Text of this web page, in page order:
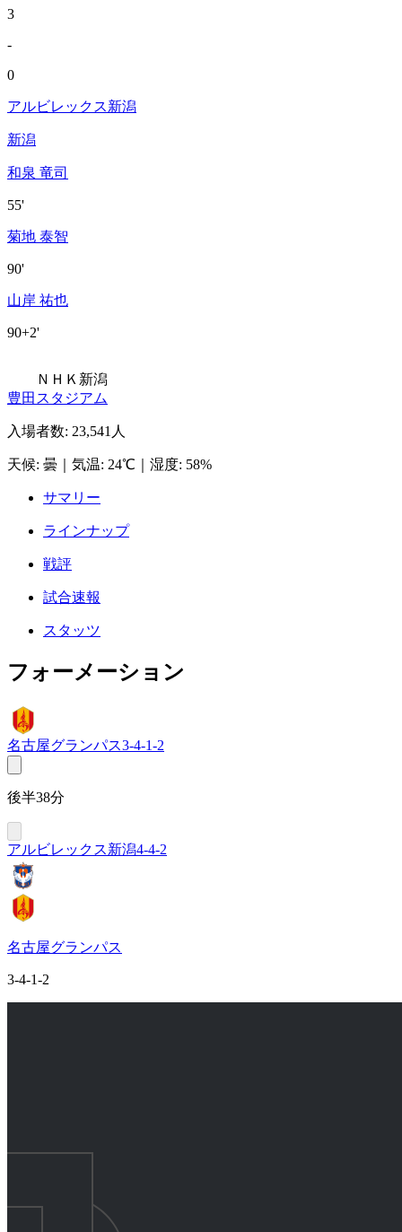
3
-
0
アルビレックス新潟
新潟
和泉 竜司
55'
菊地 泰智
90'
山岸 祐也
90+2'
ＮＨＫ新潟
豊田スタジアム
入場者数: 23,541人
天候: 曇 気温: 24℃ 湿度: 58%
サマリー
ラインナップ
戦評
試合速報
スタッツ
フォーメーション
名古屋グランパス3-4-1-2
後半38分
アルビレックス新潟4-4-2
名古屋グランパス
3-4-1-2